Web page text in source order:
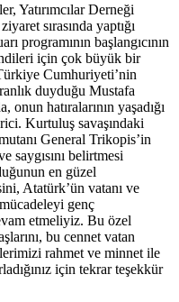
Yatırımcılar Derneği
sırasında yaptığı
programının başlangıcının
için çok büyük bir
Cumhuriyeti’nin
duyduğu Mustafa
hatıralarının yaşadığı
Kurtuluş savaşındaki
General Trikopis’in
saygısını belirtmesi
en güzel
Atatürk’ün vatanı ve
genç
etmeliyiz. Bu özel
bu cennet vatan
rahmet ve minnet ile
için tekrar teşekkür